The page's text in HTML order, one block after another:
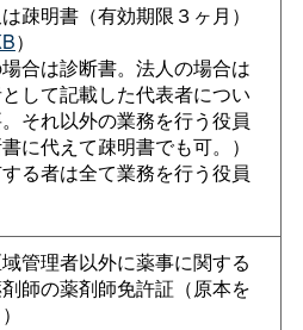
疎明書（有効期限３ヶ月）
）
場合は診断書。法人の場合は
して記載した代表者につい
それ以外の業務を行う役員
に代えて疎明書でも可。）
る者は全て業務を行う役員
管理者以外に薬事に関する
師の薬剤師免許証（原本を